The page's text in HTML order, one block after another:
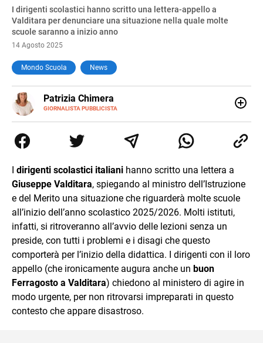
I dirigenti scolastici hanno scritto una lettera-appello a
Valditara per denunciare una situazione nella quale molte
scuole saranno a inizio anno
14 Agosto 2025
Mondo Scuola News
Patrizia Chimera
GIORNALISTA PUBBLICISTA
E-
MAIL
LINKEDIN
collaborato con grandi gruppi editoriali e agenzie di
comunicazione specializzandosi nella scrittura di articoli
I dirigenti scolastici italiani hanno scritto una lettera a
Giuseppe Valditara, spiegando al ministro dell’Istruzione
e del Merito una situazione che riguarderà molte scuole
all’inizio dell’anno scolastico 2025/2026. Molti istituti,
infatti, si ritroveranno all’avvio delle lezioni senza un
preside, con tutti i problemi e i disagi che questo
comporterà per l’inizio della didattica. I dirigenti con il loro
appello (che ironicamente augura anche un buon
Ferragosto a Valditara) chiedono al ministero di agire in
modo urgente, per non ritrovarsi impreparati in questo
contesto che appare disastroso.